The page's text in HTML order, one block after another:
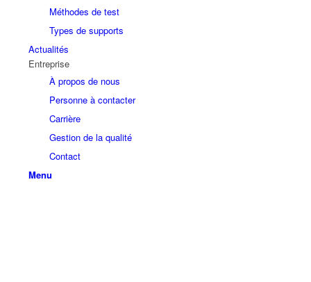
Méthodes de test
Types de supports
Actualités
Entreprise
À propos de nous
Personne à contacter
Carrière
Gestion de la qualité
Contact
Menu